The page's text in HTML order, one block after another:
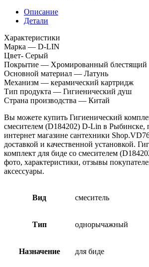
Описание
Детали
Характеристики
Марка — D-LIN
Цвет- Серый
Покрытие — Хромированный блестящий
Основной материал — Латунь
Механизм — керамический картридж
Тип продукта — Гигиенический душ
Страна производства — Китай
Вы можете купить Гигиенический
смесителем (D184202) D-Lin в Рыбинске,
интернет магазине сантехники
доставкой и качественной установкой.
комплект для биде со смесителем
фото, характеристики, отзывы
аксессуары.
Вид смеситель
Тип однорычажный
Назначение для биде